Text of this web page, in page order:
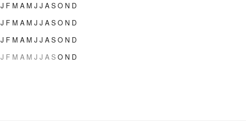
J F M A M J J A S O N D
J F M A M J J A S O N D
J F M A M J J A S O N D
J F M A M J J A S O N D